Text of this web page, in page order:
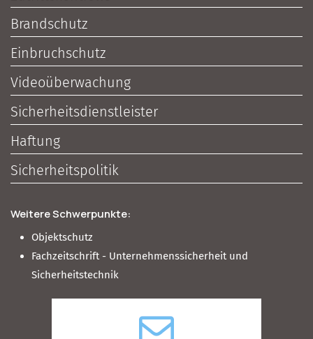
Brandschutz
Einbruchschutz
Videoüberwachung
Sicherheitsdienstleister
Haftung
Sicherheitspolitik
Weitere Schwerpunkte:
Objektschutz
Fachzeitschrift - Unternehmenssicherheit und
Sicherheitstechnik